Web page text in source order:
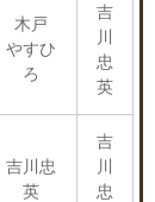
木戸
やすひ
ろ
吉
川
忠
英
吉川忠
英
吉
川
忠